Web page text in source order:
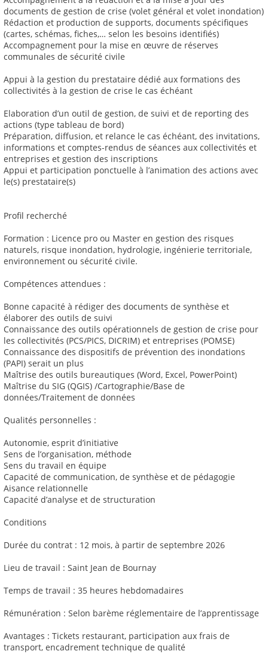
documents de gestion de crise (volet général et volet inondation)
Rédaction et production de supports, documents spécifiques
(cartes, schémas, fiches,… selon les besoins identifiés)
Accompagnement pour la mise en œuvre de réserves
communales de sécurité civile
Appui à la gestion du prestataire dédié aux formations des
collectivités à la gestion de crise le cas échéant
Elaboration d’un outil de gestion, de suivi et de reporting des
actions (type tableau de bord)
Préparation, diffusion, et relance le cas échéant, des invitations,
informations et comptes-rendus de séances aux collectivités et
entreprises et gestion des inscriptions
Appui et participation ponctuelle à l’animation des actions avec
le(s) prestataire(s)
Profil recherché
Formation : Licence pro ou Master en gestion des risques
naturels, risque inondation, hydrologie, ingénierie territoriale,
environnement ou sécurité civile.
Compétences attendues :
Bonne capacité à rédiger des documents de synthèse et
élaborer des outils de suivi
Connaissance des outils opérationnels de gestion de crise pour
les collectivités (PCS/PICS, DICRIM) et entreprises (POMSE)
Connaissance des dispositifs de prévention des inondations
(PAPI) serait un plus
Maîtrise des outils bureautiques (Word, Excel, PowerPoint)
Maîtrise du SIG (QGIS) /Cartographie/Base de
données/Traitement de données
Qualités personnelles :
Autonomie, esprit d’initiative
Sens de l’organisation, méthode
Sens du travail en équipe
Capacité de communication, de synthèse et de pédagogie
Aisance relationnelle
Capacité d’analyse et de structuration
Conditions
Durée du contrat : 12 mois, à partir de septembre 2026
Lieu de travail : Saint Jean de Bournay
Temps de travail : 35 heures hebdomadaires
Rémunération : Selon barème réglementaire de l’apprentissage
Avantages : Tickets restaurant, participation aux frais de
transport, encadrement technique de qualité